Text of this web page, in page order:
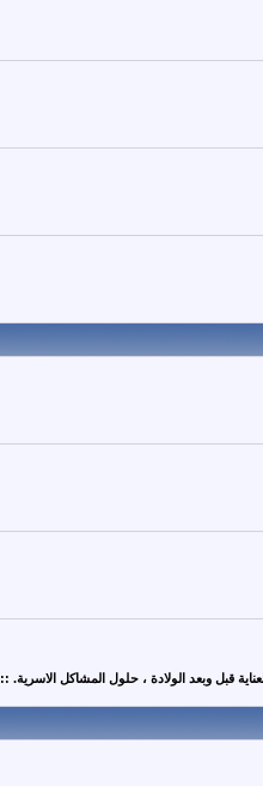
قبل وبعد الولادة ، حلول المشاكل الاسرية. ::